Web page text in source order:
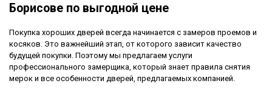
Борисове по выгодной цене
Покупка хороших дверей всегда начинается с замеров проемов и
косяков. Это важнейший этап, от которого зависит качество
будущей покупки. Поэтому мы предлагаем услуги
профессионального замерщика, который знает правила снятия
мерок и все особенности дверей, предлагаемых компанией.